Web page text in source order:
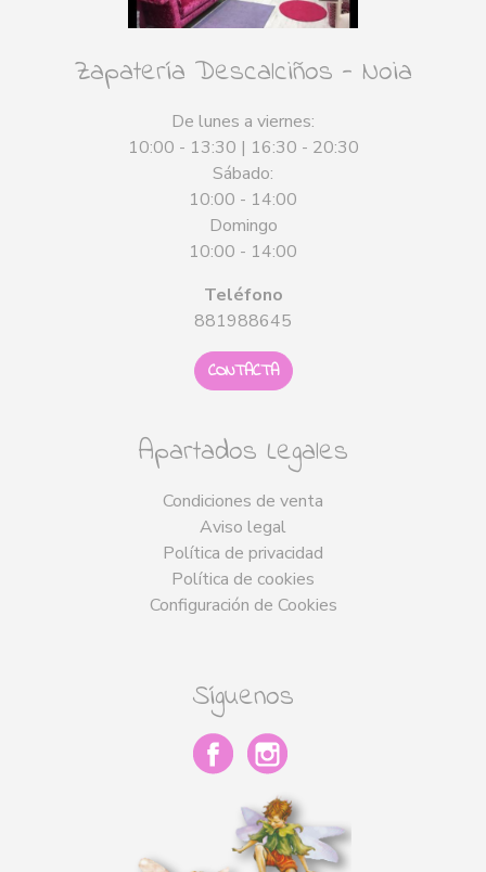
Zapatería Descalciños - Noia
De lunes a viernes:
10:00 - 13:30 | 16:30 - 20:30
Sábado:
10:00 - 14:00
Domingo
10:00 - 14:00
Teléfono
881988645
CONTACTA
Apartados Legales
Condiciones de venta
Aviso legal
Política de privacidad
Política de cookies
Configuración de Cookies
Síguenos